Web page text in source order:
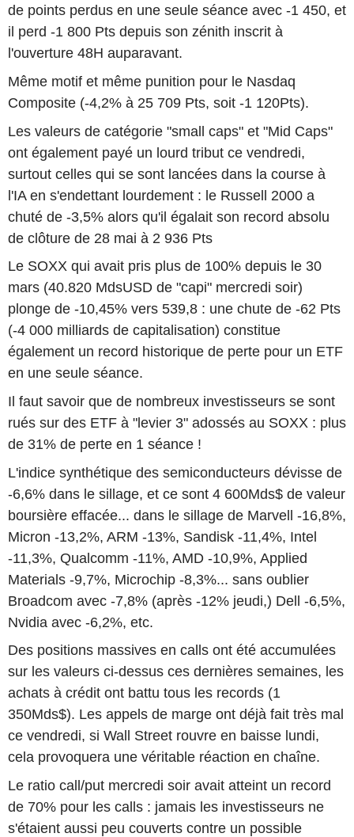
de points perdus en une seule séance avec -1 450, et
il perd -1 800 Pts depuis son zénith inscrit à
l'ouverture 48H auparavant.
Même motif et même punition pour le Nasdaq
Composite (-4,2% à 25 709 Pts, soit -1 120Pts).
Les valeurs de catégorie "small caps" et "Mid Caps"
ont également payé un lourd tribut ce vendredi,
surtout celles qui se sont lancées dans la course à
l'IA en s'endettant lourdement : le Russell 2000 a
chuté de -3,5% alors qu'il égalait son record absolu
de clôture de 28 mai à 2 936 Pts
Le SOXX qui avait pris plus de 100% depuis le 30
mars (40.820 MdsUSD de "capi" mercredi soir)
plonge de -10,45% vers 539,8 : une chute de -62 Pts
(-4 000 milliards de capitalisation) constitue
également un record historique de perte pour un ETF
en une seule séance.
Il faut savoir que de nombreux investisseurs se sont
rués sur des ETF à "levier 3" adossés au SOXX : plus
de 31% de perte en 1 séance !
L'indice synthétique des semiconducteurs dévisse de
-6,6% dans le sillage, et ce sont 4 600Mds$ de valeur
boursière effacée... dans le sillage de Marvell -16,8%,
Micron -13,2%, ARM -13%, Sandisk -11,4%, Intel
-11,3%, Qualcomm -11%, AMD -10,9%, Applied
Materials -9,7%, Microchip -8,3%... sans oublier
Broadcom avec -7,8% (après -12% jeudi,) Dell -6,5%,
Nvidia avec -6,2%, etc.
Des positions massives en calls ont été accumulées
sur les valeurs ci-dessus ces dernières semaines, les
achats à crédit ont battu tous les records (1
350Mds$). Les appels de marge ont déjà fait très mal
ce vendredi, si Wall Street rouvre en baisse lundi,
cela provoquera une véritable réaction en chaîne.
Le ratio call/put mercredi soir avait atteint un record
de 70% pour les calls : jamais les investisseurs ne
s'étaient aussi peu couverts contre un possible